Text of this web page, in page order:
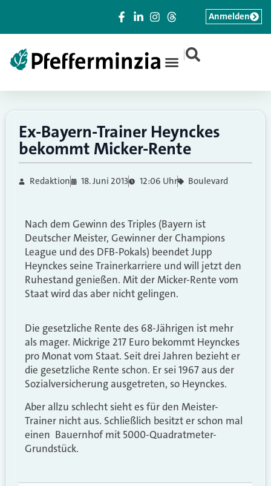
|
Anmelden
Ex-Bayern-Trainer Heynckes
bekommt Micker-Rente
Redaktion 18. Juni 2013 12:06 Uhr Boulevard
Nach dem Gewinn des Triples (Bayern ist
Deutscher Meister, Gewinner der Champions
League und des DFB-Pokals) beendet Jupp
Heynckes seine Trainerkarriere und will jetzt den
Ruhestand genießen. Mit der Micker-Rente vom
Staat wird das aber nicht gelingen.
Die gesetzliche Rente des 68-Jährigen ist mehr
als mager. Mickrige 217 Euro bekommt Heynckes
pro Monat vom Staat. Seit drei Jahren bezieht er
die gesetzliche Rente schon. Er sei 1967 aus der
Sozialversicherung ausgetreten, so Heynckes.
Aber allzu schlecht sieht es für den Meister-
Trainer nicht aus. Schließlich besitzt er schon mal
einen Bauernhof mit 5000-Quadratmeter-
Grundstück.